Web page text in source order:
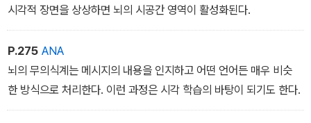
시각적 장면을 상상하면 뇌의 시공간 영역이 활성화된다.
P.275 ANA
뇌의 무의식계는 메시지의 내용을 인지하고 어떤 언어든 매우 비슷
한 방식으로 처리한다. 이런 과정은 시각 학습의 바탕이 되기도 한다.